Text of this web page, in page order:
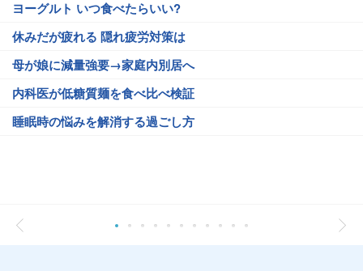
ヨーグルト いつ食べたらいい?
休みだが疲れる 隠れ疲労対策は
母が娘に減量強要→家庭内別居へ
内科医が低糖質麺を食べ比べ検証
睡眠時の悩みを解消する過ごし方